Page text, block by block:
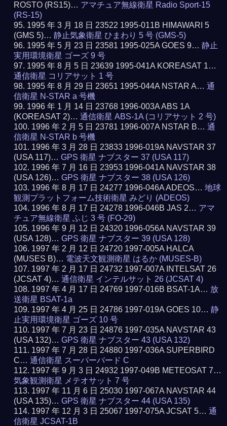
ROSTO (RS15)… アマチュア無線衛星 Radio Sport-15
(RS-15)
1995 年 3 月 18 日 23522 1995-011B HIMAWARI 5
(GMS 5)…静止気象衛星 ひまわり 5 号 (GMS-5)
1995 年 5 月 23 日 23581 1995-025A GOES 9…静止
実用環境衛星 ゴーズ 9 号
1995 年 8 月 5 日 23639 1995-041A KOREASAT 1…
通信衛星 コリアサット 1 号
1995 年 8 月 29 日 23651 1995-044A NSTAR A…通
信衛星 N-STAR a 号機
1996 年 1 月 14 日 23768 1996-003A ABS 1A
(KOREASAT 2)…通信衛星 ABS-1A (コリアサット 2 号)
1996 年 2 月 5 日 23781 1996-007A NSTAR B…通
信衛星 N-STAR b 号機
1996 年 3 月 28 日 23833 1996-019A NAVSTAR 37
(USA 117)…GPS 衛星 ナブスター 37 (USA 117)
1996 年 7 月 16 日 23953 1996-041A NAVSTAR 38
(USA 126)…GPS 衛星 ナブスター 38 (USA 126)
1996 年 8 月 17 日 24277 1996-046A ADEOS…地球
観測プラットフォーム技術衛星 みどり (ADEOS)
1996 年 8 月 17 日 24278 1996-046B JAS 2… アマ
チュア無線衛星 ふじ 3 号 (FO-29)
1996 年 9 月 12 日 24320 1996-056A NAVSTAR 39
(USA 128)…GPS 衛星 ナブスター 39 (USA 128)
1997 年 2 月 12 日 24720 1997-005A HALCA
(MUSES B)… 電波天文観測衛星 はるか (MUSES-B)
1997 年 2 月 17 日 24732 1997-007A INTELSAT 26
(JCSAT 4)…通信衛星 インテルサット 26 (JCSAT 4)
1997 年 4 月 17 日 24769 1997-016B BSAT-1A… 放
送衛星 BSAT-1a
1997 年 4 月 25 日 24786 1997-019A GOES 10…静
止実用環境衛星 ゴーズ 10 号
1997 年 7 月 23 日 24876 1997-035A NAVSTAR 43
(USA 132)…GPS 衛星 ナブスター 43 (USA 132)
1997 年 7 月 28 日 24880 1997-036A SUPERBIRD
C…通信衛星 スーパーバード C
1997 年 9 月 3 日 24932 1997-049B METEOSAT 7…
気象観測衛星 メテオサット 7 号
1997 年 11 月 6 日 25030 1997-067A NAVSTAR 44
(USA 135)…GPS 衛星 ナブスター 44 (USA 135)
1997 年 12 月 3 日 25067 1997-075A JCSAT 5…通
信衛星 JCSAT-1B